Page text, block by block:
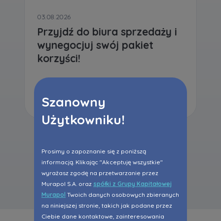
Szanowny
Użytkowniku!
Prosimy o zapoznanie się z poniższą
informacją. Klikając "Akceptuję wszystkie"
wyrażasz zgodę na przetwarzanie przez
Murapol S.A. oraz spółki z Grupy Kapitałowej
Murapol Twoich danych osobowych zbieranych
na niniejszej stronie, takich jak podane przez
Ciebie dane kontaktowe, zainteresowania
03.08.2026
Przyjdź do biura sprzedaży i
wynegocjuj swój pakiet
korzyści!
Wszystkie aktualności